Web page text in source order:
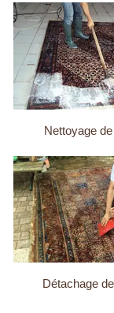
Nettoyage
Détachage